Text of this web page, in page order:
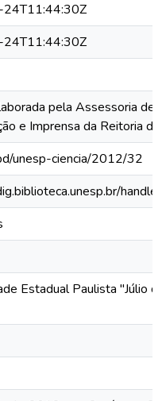
pela Assessoria de
e Imprensa da Reitoria
unesp-ciencia/2012/32
Estadual Paulista "Júlio